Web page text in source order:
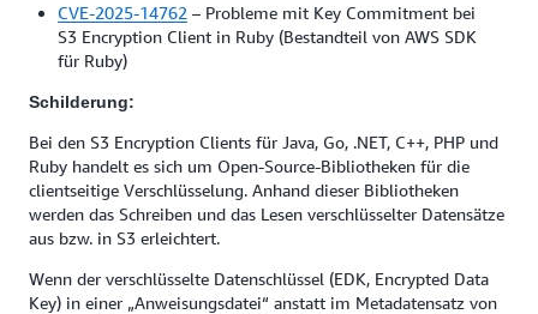
CVE-2025-14762 – Probleme mit Key Commitment bei
S3 Encryption Client in Ruby (Bestandteil von AWS SDK
für Ruby)
Schilderung:
Bei den S3 Encryption Clients für Java, Go, .NET, C++, PHP und
Ruby handelt es sich um Open-Source-Bibliotheken für die
clientseitige Verschlüsselung. Anhand dieser Bibliotheken
werden das Schreiben und das Lesen verschlüsselter Datensätze
aus bzw. in S3 erleichtert.
Wenn der verschlüsselte Datenschlüssel (EDK, Encrypted Data
Key) in einer „Anweisungsdatei“ anstatt im Metadatensatz von